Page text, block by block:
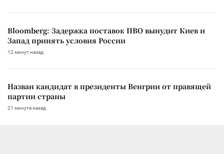
Bloomberg: Задержка поставок ПВО вынудит Киев и
Запад принять условия России
12 минут назад
Назван кандидат в президенты Венгрии от правящей
партии страны
21 минута назад